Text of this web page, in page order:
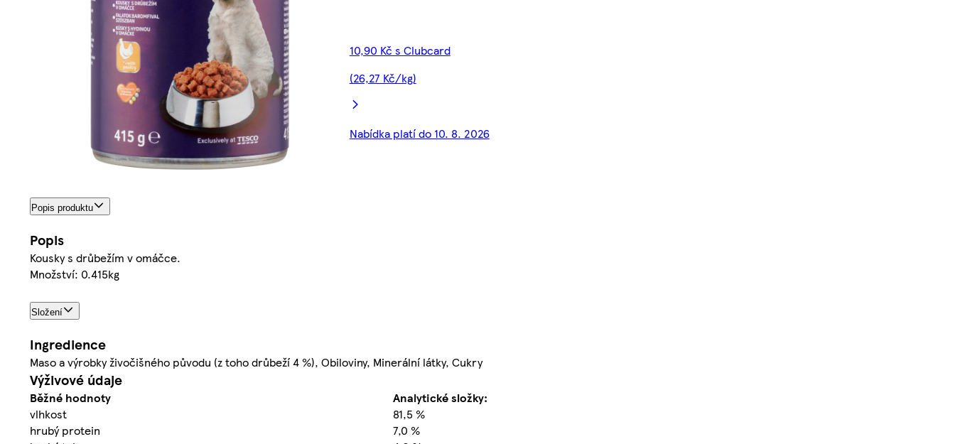
10,90 Kč s Clubcard
(26,27 Kč/kg)
Nabídka platí do 10. 8. 2026
Popis produktu
Popis
Kousky s drůbežím v omáčce.
Množství: 0.415kg
Složení
Ingredience
Maso a výrobky živočišného původu (z toho drůbeží 4 %), Obiloviny, Minerální látky, Cukry
Výživové údaje
Běžné hodnoty
Analytické složky:
vlhkost
81,5 %
hrubý protein
7,0 %